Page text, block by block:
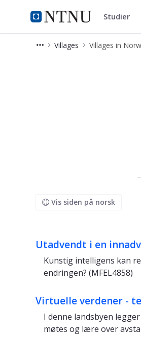
NTNU Hjemmeside
Eksperter i team
Studier
Villages Villages in
Vis siden på norsk
Utadvendt i en
Kunstig intelligens kan
endringen? (MFEL4858)
Virtuelle verdener -
I denne landsbyen
møtes og lære over